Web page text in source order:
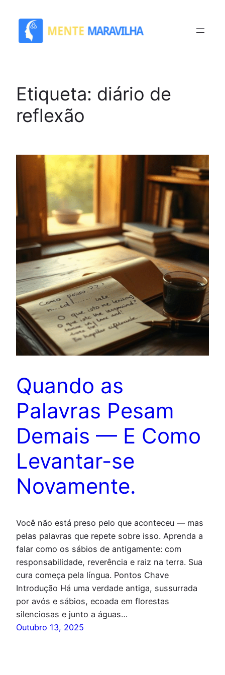
para
Etiqueta: diário de
reflexão
Quando as
Palavras Pesam
Demais — E Como
Levantar-se
Novamente.
Você não está preso pelo que aconteceu — mas
pelas palavras que repete sobre isso. Aprenda a
falar como os sábios de antigamente: com
responsabilidade, reverência e raiz na terra. Sua
cura começa pela língua. Pontos Chave
Introdução Há uma verdade antiga, sussurrada
por avós e sábios, ecoada em florestas
silenciosas e junto a águas…
Outubro 13, 2025